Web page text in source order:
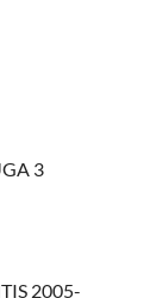
3
2005-